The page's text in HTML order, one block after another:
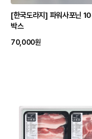
[한국도라지] 파워사포닌
박스
70,000원